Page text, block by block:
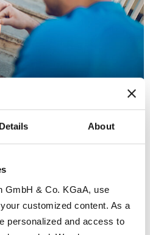
Details About
GmbH & Co. KGaA, use
customized content. As a
personalized and access to
dans ces phases de la
accru de magnésium. Les
besoin accru en
avec du carbonate
de compléments
une carence. Avec